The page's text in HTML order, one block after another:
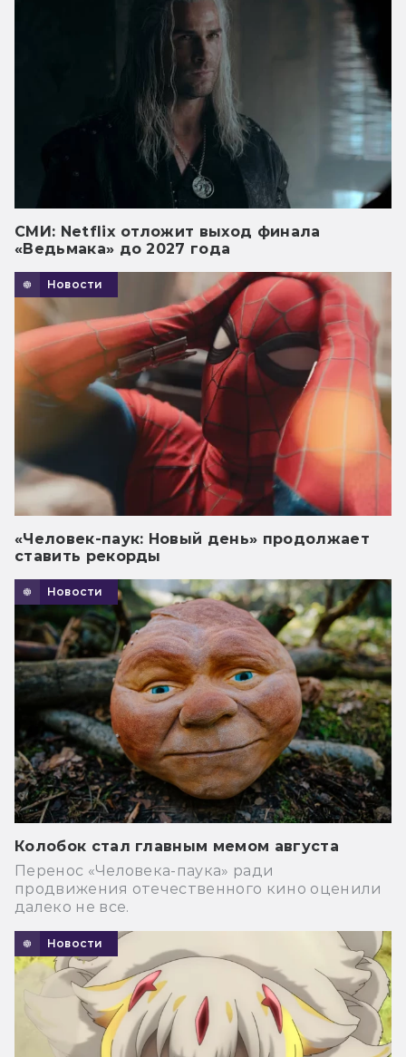
СМИ: Netflix отложит выход финала
«Ведьмака» до 2027 года
Новости
«Человек-паук: Новый день» продолжает
ставить рекорды
Новости
Колобок стал главным мемом августа
Перенос «Человека-паука» ради
продвижения отечественного кино оценили
далеко не все.
Новости